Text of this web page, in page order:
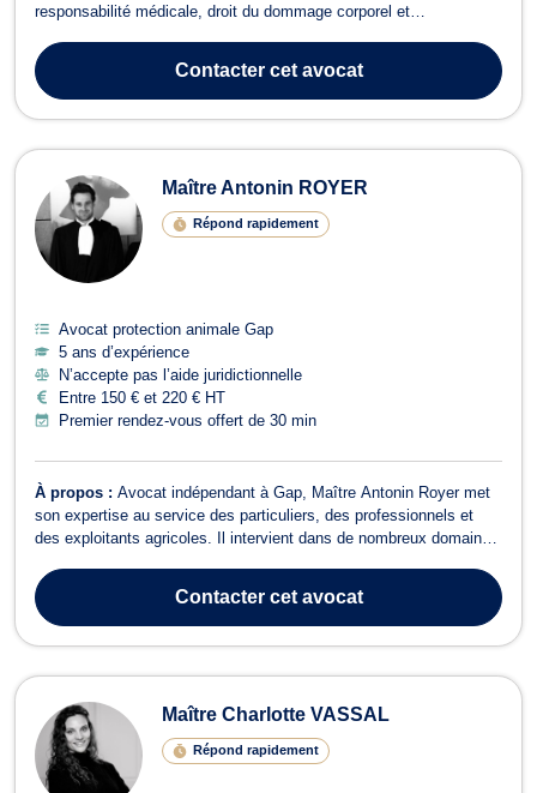
responsabilité médicale, droit du dommage corporel et
Combative et pugnace, Maître ALOUINI s'engage à défendre les
droits de ses clients avec professionnalis...
Contactercet avocat
Maître Antonin ROYER
Répond rapidement
Avocat protection animale Gap
5 ans d’expérience
N’accepte pas l’aide juridictionnelle
Entre 150 € et 220 € HT
Premier rendez-vous offert de 30 min
À propos : Avocat indépendant à Gap, Maître Antonin Royer met
son expertise au service des particuliers, des professionnels et
des exploitants agricoles. Il intervient dans de nombreux domaines
accompagner ses clients dans leurs démarches et contentieux.
Domaines d’interventio...Contactercet avocat
Maître Charlotte VASSAL
Répond rapidement